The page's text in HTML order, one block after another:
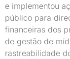
e implementou
público para
financeiras dos
de gestão de
rastreabilidade